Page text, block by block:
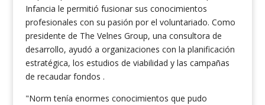
Infancia le permitió fusionar sus conocimientos
profesionales con su pasión por el voluntariado. Como
presidente de The Velnes Group, una consultora de
desarrollo, ayudó a organizaciones con la planificación
estratégica, los estudios de viabilidad y las campañas
de recaudar fondos .
"Norm tenía enormes conocimientos que pudo